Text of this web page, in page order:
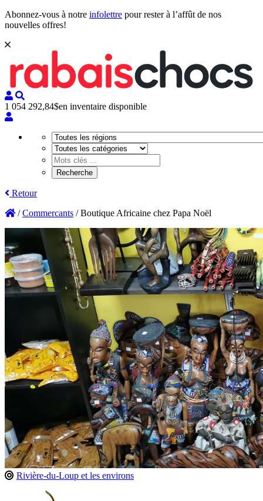
Abonnez-vous à notre infolettre pour rester à l’affût de nos
nouvelles offres!
1 054 292,84$en inventaire disponible
Retour
/Commercants /Boutique Africaine chez Papa Noël
Rivière-du-Loup et les environs